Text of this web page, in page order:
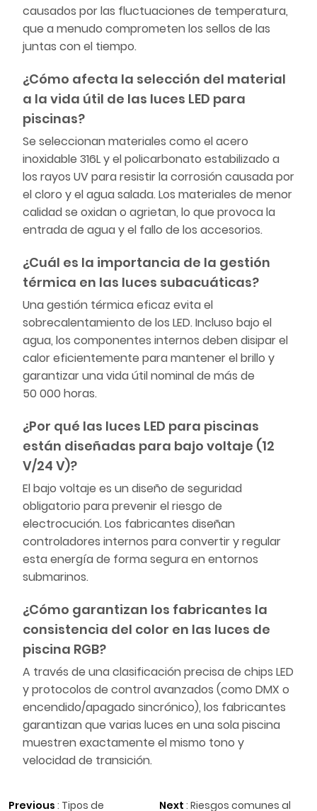
causados por las fluctuaciones de temperatura,
que a menudo comprometen los sellos de las
juntas con el tiempo.
¿Cómo afecta la selección del material
a la vida útil de las luces LED para
piscinas?
Se seleccionan materiales como el acero
inoxidable 316L y el policarbonato estabilizado a
los rayos UV para resistir la corrosión causada por
el cloro y el agua salada. Los materiales de menor
calidad se oxidan o agrietan, lo que provoca la
entrada de agua y el fallo de los accesorios.
¿Cuál es la importancia de la gestión
térmica en las luces subacuáticas?
Una gestión térmica eficaz evita el
sobrecalentamiento de los LED. Incluso bajo el
agua, los componentes internos deben disipar el
calor eficientemente para mantener el brillo y
garantizar una vida útil nominal de más de
50 000 horas.
¿Por qué las luces LED para piscinas
están diseñadas para bajo voltaje (12
V/24 V)?
El bajo voltaje es un diseño de seguridad
obligatorio para prevenir el riesgo de
electrocución. Los fabricantes diseñan
controladores internos para convertir y regular
esta energía de forma segura en entornos
submarinos.
¿Cómo garantizan los fabricantes la
consistencia del color en las luces de
piscina RGB?
A través de una clasificación precisa de chips LED
y protocolos de control avanzados (como DMX o
encendido/apagado sincrónico), los fabricantes
garantizan que varias luces en una sola piscina
muestren exactamente el mismo tono y
velocidad de transición.
Previous : Tipos de Next :Riesgos comunes al